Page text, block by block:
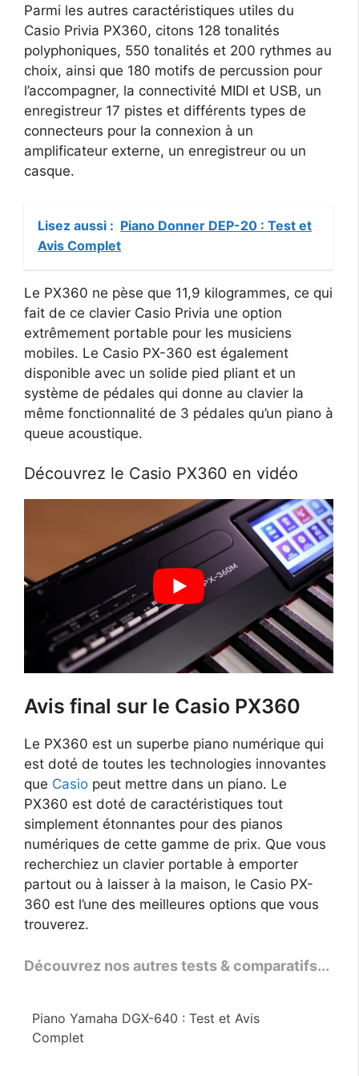
Parmi les autres caractéristiques utiles du
Casio Privia PX360, citons 128 tonalités
polyphoniques, 550 tonalités et 200 rythmes au
choix, ainsi que 180 motifs de percussion pour
l’accompagner, la connectivité MIDI et USB, un
enregistreur 17 pistes et différents types de
connecteurs pour la connexion à un
amplificateur externe, un enregistreur ou un
casque.
Lisez aussi : Piano Donner DEP-20 : Test et
Avis Complet
Le PX360 ne pèse que 11,9 kilogrammes, ce qui
fait de ce clavier Casio Privia une option
extrêmement portable pour les musiciens
mobiles. Le Casio PX-360 est également
disponible avec un solide pied pliant et un
système de pédales qui donne au clavier la
même fonctionnalité de 3 pédales qu’un piano à
queue acoustique.
Découvrez le Casio PX360 en vidéo
Avis final sur le Casio PX360
Le PX360 est un superbe piano numérique qui
est doté de toutes les technologies innovantes
que Casio peut mettre dans un piano. Le
PX360 est doté de caractéristiques tout
simplement étonnantes pour des pianos
numériques de cette gamme de prix. Que vous
recherchiez un clavier portable à emporter
partout ou à laisser à la maison, le Casio PX-
360 est l’une des meilleures options que vous
trouverez.
Découvrez nos autres tests & comparatifs...
Piano Yamaha DGX-640 : Test et Avis
Complet